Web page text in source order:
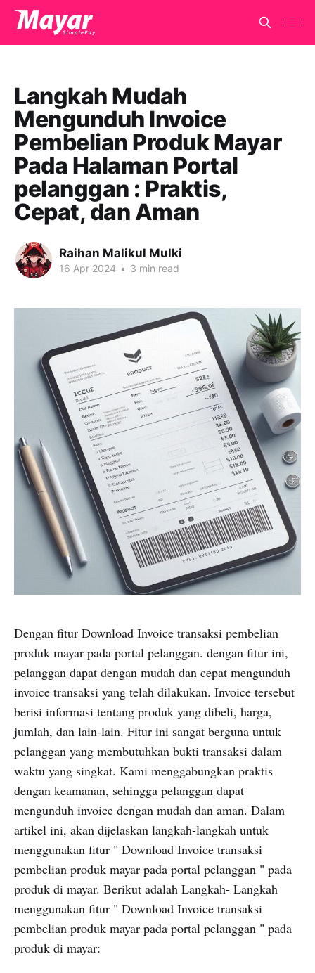
Langkah Mudah
Mengunduh Invoice
Pembelian Produk Mayar
Pada Halaman Portal
pelanggan : Praktis,
Cepat, dan Aman
Raihan Malikul Mulki
16 Apr 2024 • 3 min read
Dengan fitur Download Invoice transaksi pembelian
produk mayar pada portal pelanggan. dengan fitur ini,
pelanggan dapat dengan mudah dan cepat mengunduh
invoice transaksi yang telah dilakukan. Invoice tersebut
berisi informasi tentang produk yang dibeli, harga,
jumlah, dan lain-lain. Fitur ini sangat berguna untuk
pelanggan yang membutuhkan bukti transaksi dalam
waktu yang singkat. Kami menggabungkan praktis
dengan keamanan, sehingga pelanggan dapat
mengunduh invoice dengan mudah dan aman. Dalam
artikel ini, akan dijelaskan langkah-langkah untuk
menggunakan fitur " Download Invoice transaksi
pembelian produk mayar pada portal pelanggan " pada
produk di mayar. Berikut adalah Langkah- Langkah
menggunakan fitur " Download Invoice transaksi
pembelian produk mayar pada portal pelanggan " pada
produk di mayar: